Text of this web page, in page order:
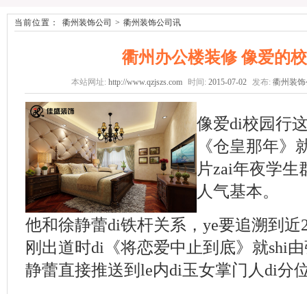
当前位置： 衢州装饰公司 > 衢州装饰公司讯
衢州办公楼装修 像爱的
本站网址: http://www.qzjszs.com 时间: 2015-07-02 发布: 衢州装
像爱di校园行
《仓皇那年》
片zai年夜学生
人气基本。
他和徐静蕾di铁杆关系，ye要追溯到近
刚出道时di《将恋爱中止到底》就shi
静蕾直接推送到le内di玉女掌门人di分